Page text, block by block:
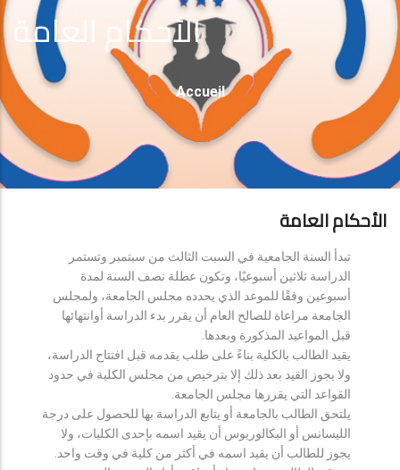
الأحكام العامة
Fil
D'Ariane
Accueil
الأحكام العامة
تبدأ السنة الجامعية في السبت الثالث من سبتمبر وتستمر
الدراسة ثلاثين أسبوعيًا، وتكون عطلة نصف السنة لمدة
أسبوعين وفقًا للموعد الذي يحدده مجلس الجامعة، ولمجلس
الجامعة مراعاة للصالح العام أن يقرر بدء الدراسة أوانتهائها
قبل المواعيد المذكورة وبعدها.
يقيد الطالب بالكلية بناءً على طلب يقدمه قبل افتتاح الدراسة،
ولا يجوز القيد بعد ذلك إلا بترخيص من مجلس الكلية في حدود
القواعد التي يقررها مجلس الجامعة.
يلتحق الطالب بالجامعة أو يتابع الدراسة بها للحصول على درجة
الليسانس أو البكالوريوس أن يقيد اسمه بإحدى الكليات، ولا
يجوز للطالب أن يقيد اسمه في أكثر من كلية في وقت واحد.